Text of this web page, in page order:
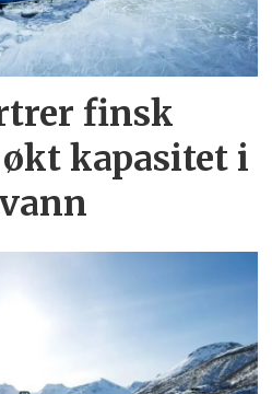
finsk
kapasitet i